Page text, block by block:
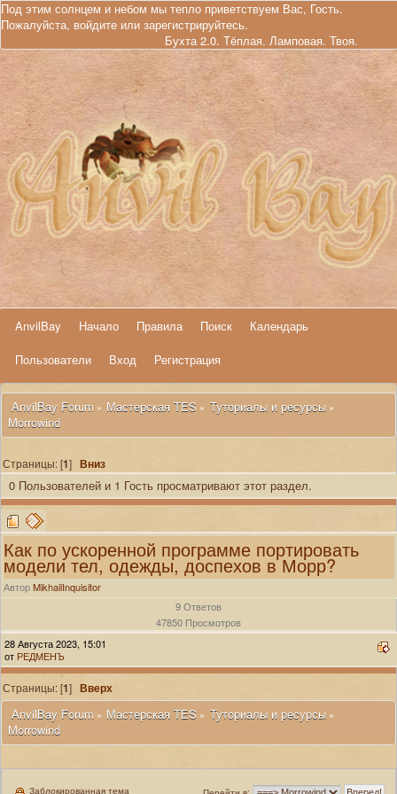
Под этим солнцем и небом мы тепло приветствуем Вас, Гость.
Пожалуйста, войдите или зарегистрируйтесь.
Бухта 2.0. Тёплая. Ламповая. Твоя.
AnvilBay Начало Правила Поиск
Календарь
Пользователи
Вход Регистрация
AnvilBay Forum » Мастерская TES » Туториалы и ресурсы»
Morrowind
Страницы: [1]Вниз
0 Пользователей и 1 Гость просматривают этот раздел.
Как по ускоренной программе портировать
модели тел, одежды, доспехов в Морр?
АвторMikhailInquisitor
9 Ответов
47850 Просмотров
28 Августа 2023, 15:01
от РЕДМЕНЪ
Страницы: [1]Вверх
AnvilBay Forum » Мастерская TES » Туториалы и ресурсы»
Morrowind
Заблокированная тема